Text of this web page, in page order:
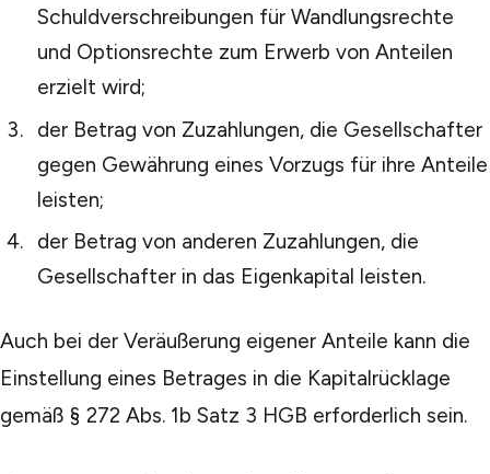
Schuldverschreibungen für Wandlungsrechte
und Optionsrechte zum Erwerb von Anteilen
erzielt wird;
der Betrag von Zuzahlungen, die Gesellschafter
gegen Gewährung eines Vorzugs für ihre Anteile
leisten;
der Betrag von anderen Zuzahlungen, die
Gesellschafter in das Eigenkapital leisten.
Auch bei der Veräußerung eigener Anteile kann die
Einstellung eines Betrages in die Kapitalrücklage
gemäß § 272 Abs. 1b Satz 3 HGB erforderlich sein.